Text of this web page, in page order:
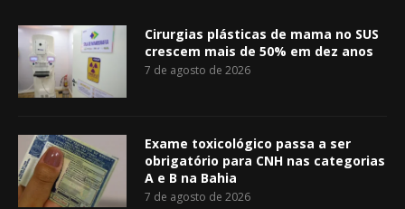
Cirurgias plásticas de mama no SUS
crescem mais de 50% em dez anos
7 de agosto de 2026
Exame toxicológico passa a ser
obrigatório para CNH nas categorias
A e B na Bahia
7 de agosto de 2026